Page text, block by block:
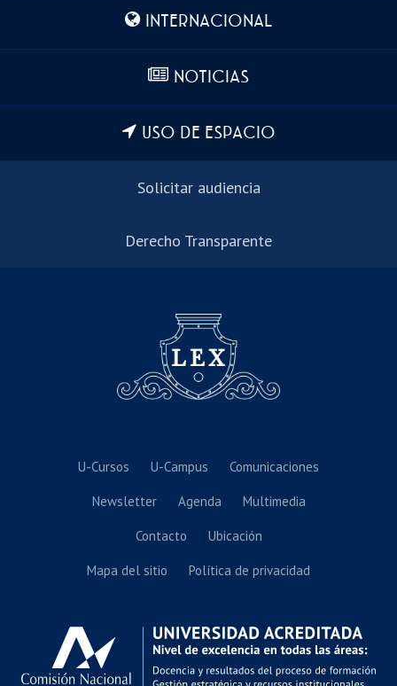
INTERNACIONAL
NOTICIAS
USO DE ESPACIO
Solicitar audiencia
Derecho Transparente
U-Cursos U-Campus Comunicaciones
Newsletter Agenda Multimedia
Contacto Ubicación
Mapa del sitio Política de privacidad